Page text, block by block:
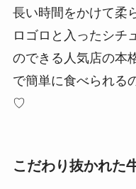
長い時間をかけて柔
ロゴロと入ったシチ
のできる人気店の本
で簡単に食べられる
♡
こだわり抜かれた